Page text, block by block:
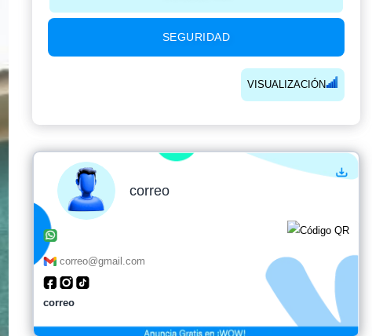
SEGURIDAD
VISUALIZACIÓN
correo
correo@gmail.com
correo